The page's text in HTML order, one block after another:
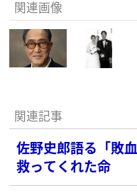
関連画像
関連記事
佐野史郎語る「敗
救ってくれた命